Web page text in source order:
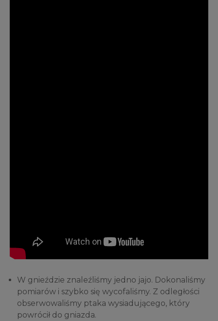
W gnieździe znaleźliśmy jedno jajo. Dokonaliśmy
pomiarów i szybko się wycofaliśmy. Z odległości
obserwowaliśmy ptaka wysiadującego, który
powrócił do gniazda.